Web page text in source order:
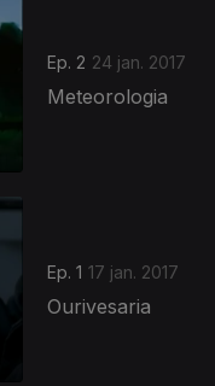
Ep. 2 24 jan. 2017
Meteorologia
Ep. 1 17 jan. 2017
Ourivesaria